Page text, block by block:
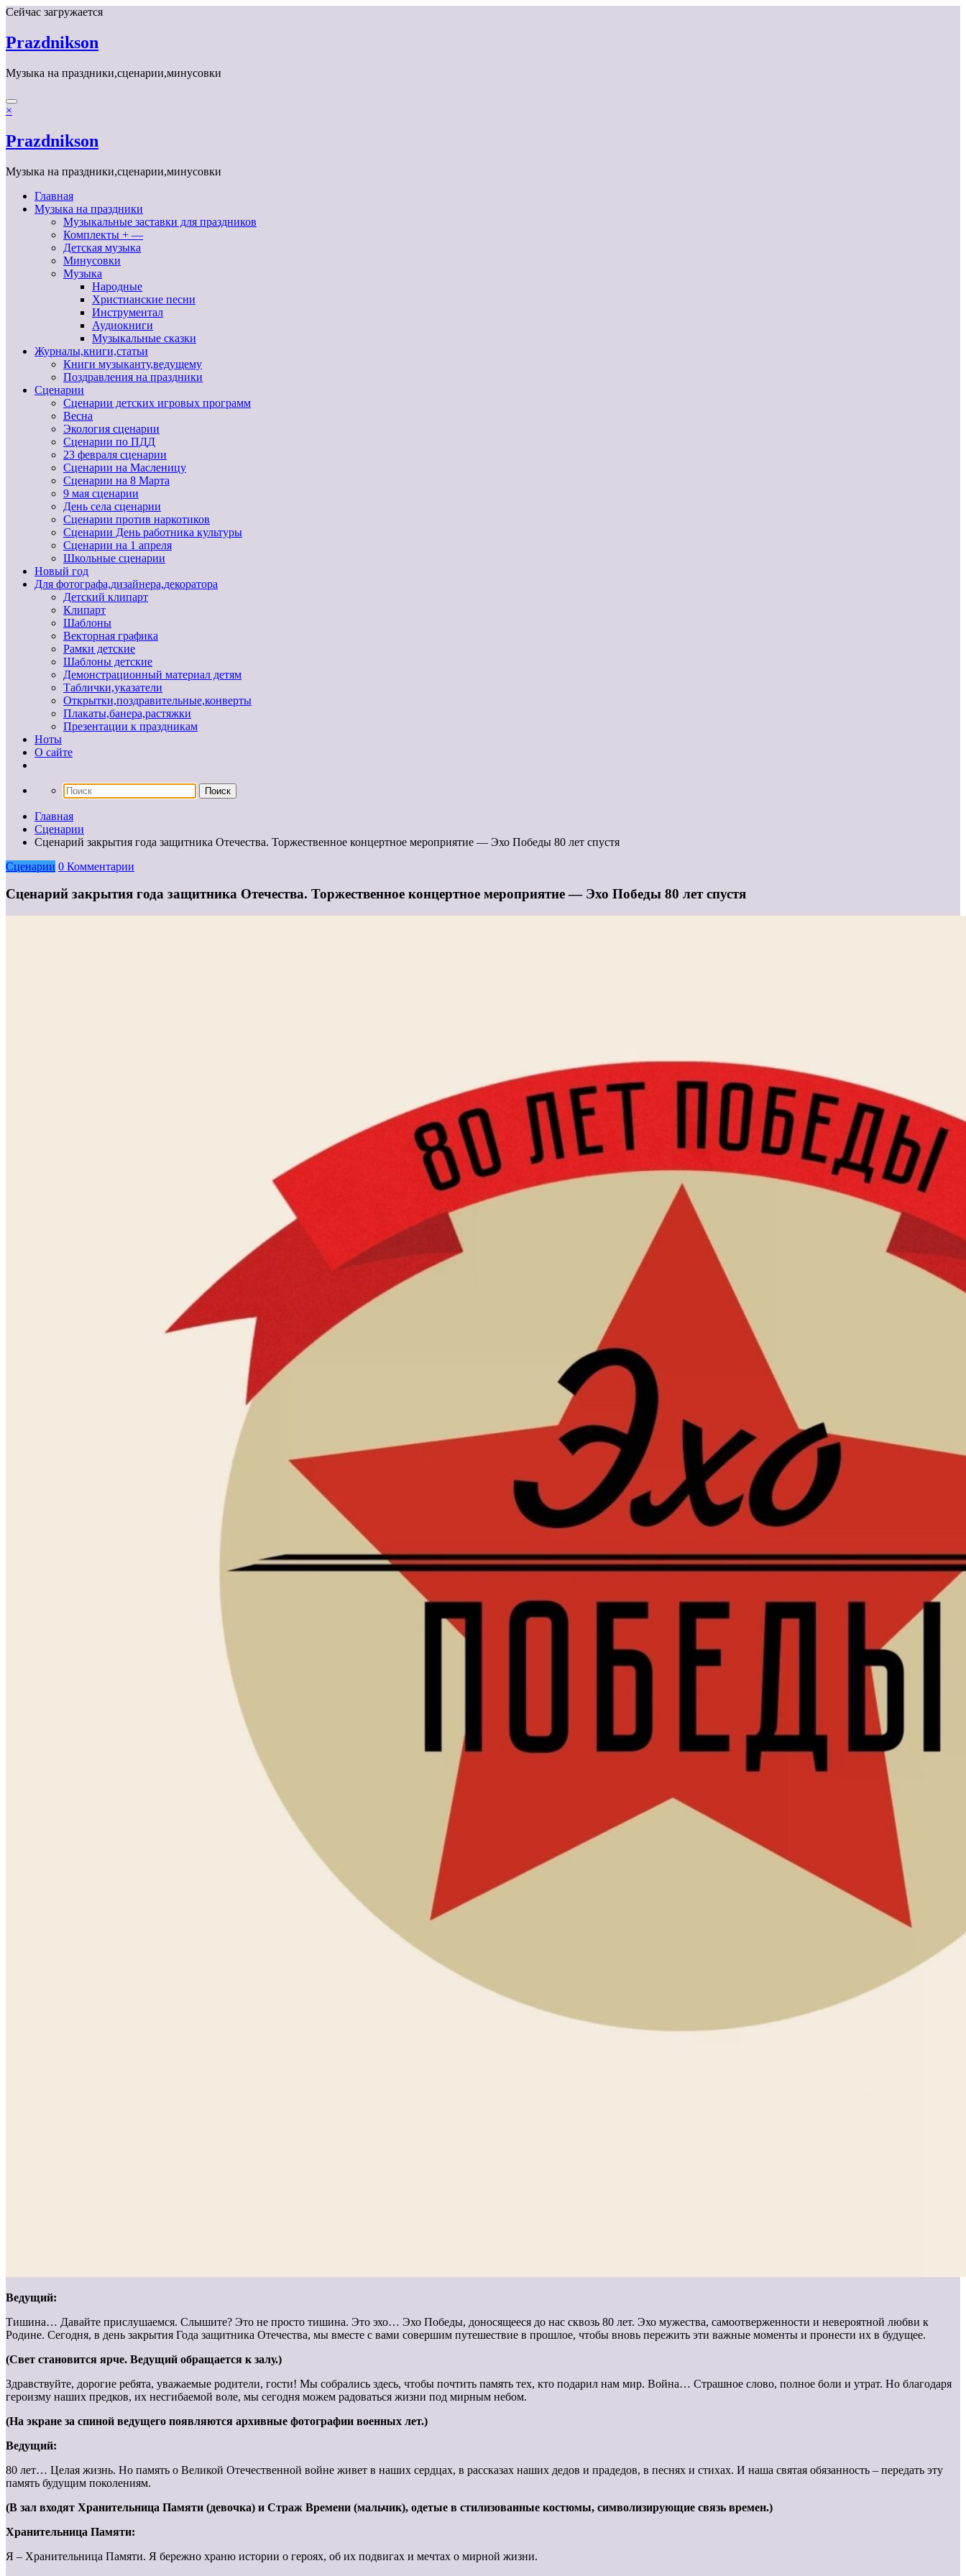
Перейти
содержимому
Сейчас загружается
Prazdnikson
Музыка на праздники,сценарии,минусовки
×
Prazdnikson
Музыка на праздники,сценарии,минусовки
Главная
Музыка на праздники
Музыкальные заставки для праздников
Комплекты + —
Детская музыка
Минусовки
Музыка
Народные
Христианские песни
Инструментал
Аудиокниги
Музыкальные сказки
Журналы,книги,статьи
Книги музыканту,ведущему
Поздравления на праздники
Сценарии
Сценарии детских игровых программ
Весна
Экология сценарии
Сценарии по ПДД
23 февраля сценарии
Сценарии на Масленицу
Сценарии на 8 Марта
9 мая сценарии
День села сценарии
Сценарии против наркотиков
Сценарии День работника культуры
Сценарии на 1 апреля
Школьные сценарии
Новый год
Для фотографа,дизайнера,декоратора
Детский клипарт
Клипарт
Шаблоны
Векторная графика
Рамки детские
Шаблоны детские
Демонстрационный материал детям
Таблички,указатели
Открытки,поздравительные,конверты
Плакаты,банера,растяжки
Презентации к праздникам
Ноты
О сайте
Главная
Сценарии
Сценарий закрытия года защитника Отечества. Торжественное концертное мероприятие — Эхо Победы 80 лет спустя
Сценарии 0 Комментарии
Сценарий закрытия года защитника Отечества. Торжественное концертное мероприятие — Эхо Победы 80 лет спустя
Ведущий:
Тишина… Давайте прислушаемся. Слышите? Это не просто тишина. Это эхо… Эхо Победы, доносящееся до нас сквозь 80 лет. Эхо мужества, самоотверженности и невероятной любви к
Родине. Сегодня, в день закрытия Года защитника Отечества, мы вместе с вами совершим путешествие в прошлое, чтобы вновь пережить эти важные моменты и пронести их в будущее.
(Свет становится ярче. Ведущий обращается к залу.)
Здравствуйте, дорогие ребята, уважаемые родители, гости! Мы собрались здесь, чтобы почтить память тех, кто подарил нам мир. Война… Страшное слово, полное боли и утрат. Но благодаря
героизму наших предков, их несгибаемой воле, мы сегодня можем радоваться жизни под мирным небом.
(На экране за спиной ведущего появляются архивные фотографии военных лет.)
Ведущий:
80 лет… Целая жизнь. Но память о Великой Отечественной войне живет в наших сердцах, в рассказах наших дедов и прадедов, в песнях и стихах. И наша святая обязанность – передать эту
память будущим поколениям.
(В зал входят Хранительница Памяти (девочка) и Страж Времени (мальчик), одетые в стилизованные костюмы, символизирующие связь времен.)
Хранительница Памяти:
Я – Хранительница Памяти. Я бережно храню истории о героях, об их подвигах и мечтах о мирной жизни.